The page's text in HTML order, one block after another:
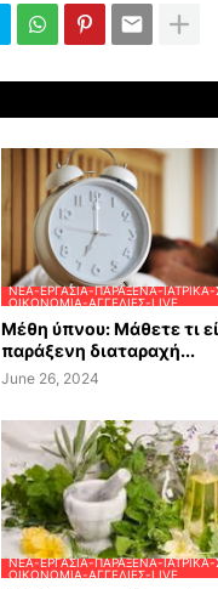
ΝΈΑ-ΕΡΓΑΣΊΑ-ΠΑΡΆΞΕΝΑ-ΙΑΤΡΙΚΆ-
ΟΙΚΟΝΟΜΊΑ-ΑΓΓΕΛΊΕΣ-LIVE
Μέθη ύπνου: Μάθετε τι
παράξενη διαταραχή...
June 26, 2024
ΝΈΑ-ΕΡΓΑΣΊΑ-ΠΑΡΆΞΕΝΑ-ΙΑΤΡΙΚΆ-
ΟΙΚΟΝΟΜΊΑ-ΑΓΓΕΛΊΕΣ-LIVE